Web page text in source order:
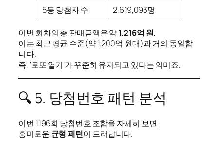
5등 당첨자 수
2,619,093명
이번 회차의 총 판매금액은 약1,216억 원,
이는 최근 평균 수준(약 1,200억 원대)과 거의 동일합
니다.
즉, ‘로또 열기’가 꾸준히 유지되고 있다는 의미죠.
🔍 5. 당첨번호 패턴 분석
이번 1196회 당첨번호 조합을 자세히 보면
흥미로운 균형 패턴이 드러납니다.